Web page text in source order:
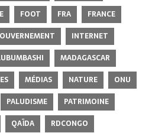
FOOT FRA
FRANCE
INTERNET
MADAGASCAR
MÉDIAS NATURE
ONU
PALUDISME
PATRIMOINE
QAÏDA RDCONGO